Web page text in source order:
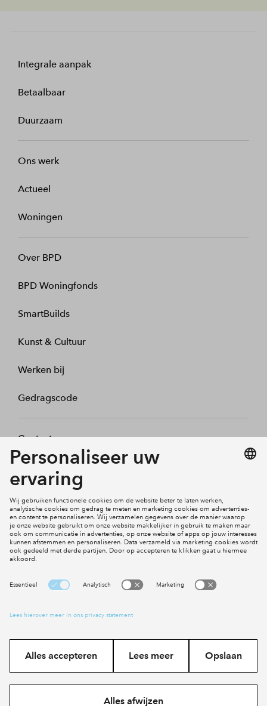
Integrale aanpak
Betaalbaar
Duurzaam
Ons werk
Actueel
Woningen
Over BPD
BPD Woningfonds
SmartBuilds
Kunst & Cultuur
Werken bij
Gedragscode
Contact
Mijn profiel
Social Media
Cookies
Privacy statement